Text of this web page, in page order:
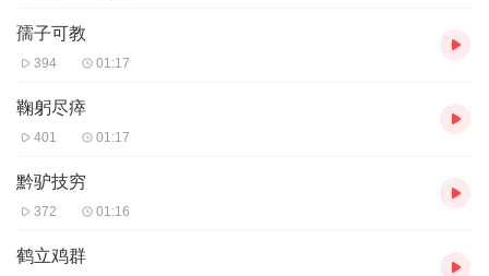
孺子可教
394 01:17
鞠躬尽瘁
401 01:17
黔驴技穷
372 01:16
鹤立鸡群